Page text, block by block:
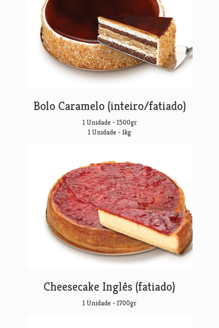
Bolo Caramelo (inteiro/fatiado)
1 Unidade - 1500gr
1 Unidade - 1kg
Cheesecake Inglês (fatiado)
1 Unidade - 1700gr